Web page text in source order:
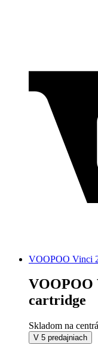
VOOPOO Vinci
VOOPOO
cartridge
Skladom na
V 5 predajniach